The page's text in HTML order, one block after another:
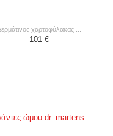
δερμάτινος χαρτοφύλακας ...
101 €